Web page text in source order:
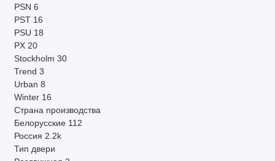
PSN 6
PST 16
PSU 18
PX 20
Stockholm 30
Trend 3
Urban 8
Winter 16
Страна производства
Белорусские 112
Россия 2.2k
Тип двери